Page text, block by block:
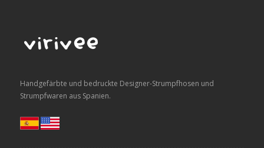
Handgefärbte und bedruckte Designer-Strumpfhosen und
Strumpfwaren aus Spanien.